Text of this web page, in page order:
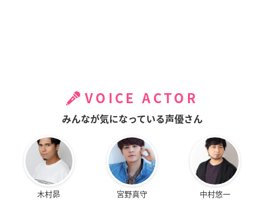
VOICE ACTOR
みんなが気になっている声優さん
木村昴 宮野真守 中村悠一